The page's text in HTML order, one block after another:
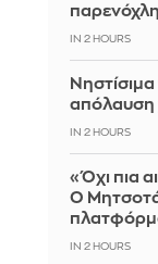
IN 2 HOURS
απόλαυση
IN 2 HOURS
«Όχι πια
Ο
IN 2 HOURS